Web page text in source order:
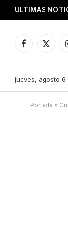
ULTIMAS
Facebook
X
jueves, agosto 6
Portada »